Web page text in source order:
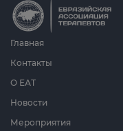
Главная
О ЕАТ
Новости
Мероприятия
Контакты